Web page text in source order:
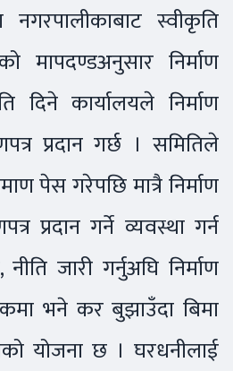
नगरपालीकाबाट स्वीकृति
मापदण्डअनुसार निर्माण
दिने कार्यालयले निर्माण
प्रदान गर्छ । समितिले
पेस गरेपछि मात्रै निर्माण
प्रदान गर्ने व्यवस्था गर्न
जारी गर्नुअघि निर्माण
भने कर बुझाउँदा बिमा
योजना छ । घरधनीलाई